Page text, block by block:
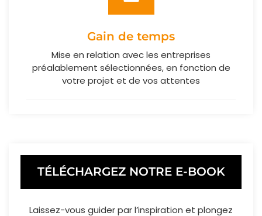
Gain de temps
Mise en relation avec les entreprises
préalablement sélectionnées, en fonction de
votre projet et de vos attentes
TÉLÉCHARGEZ NOTRE E-BOOK
Laissez-vous guider par l’inspiration et plongez